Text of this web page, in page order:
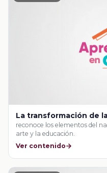
La transformación de
reconoce los elementos del
arte y la educación.
Ver contenido